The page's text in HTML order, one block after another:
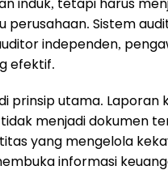
perusahaan. Sistem
independen,
efektif.
prinsip utama. Laporan
menjadi dokumen
yang mengelola
informasi